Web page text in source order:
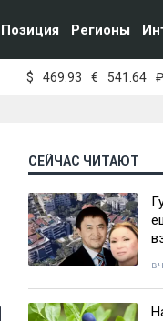
Позиция Регионы
$ 469.93 € 541.64 ₽
СЕЙЧАС ЧИТАЮТ